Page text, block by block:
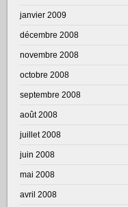
janvier 2009
décembre 2008
novembre 2008
octobre 2008
septembre 2008
août 2008
juillet 2008
juin 2008
mai 2008
avril 2008